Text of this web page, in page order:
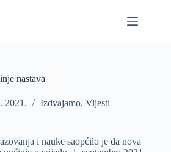
nastava
2021. Izdvajamo, Vijesti
i nauke saopćilo je da nova